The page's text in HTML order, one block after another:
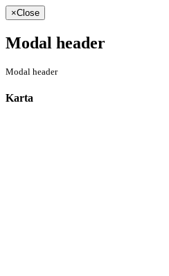
×Close
Modal header
Modal header
Karta